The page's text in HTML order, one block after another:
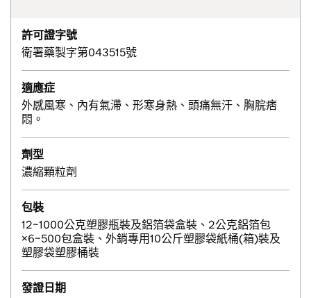
許可證字號
衛署藥製字第043515號
適應症
外感風寒、內有氣滯、形寒身熱、頭痛無汗、胸脘痞
悶。
劑型
濃縮顆粒劑
包裝
12~1000公克塑膠瓶裝及鋁箔袋盒裝、2公克鋁箔包
×6~500包盒裝、外銷專用10公斤塑膠袋紙桶(箱)裝及
塑膠袋塑膠桶裝
發證日期